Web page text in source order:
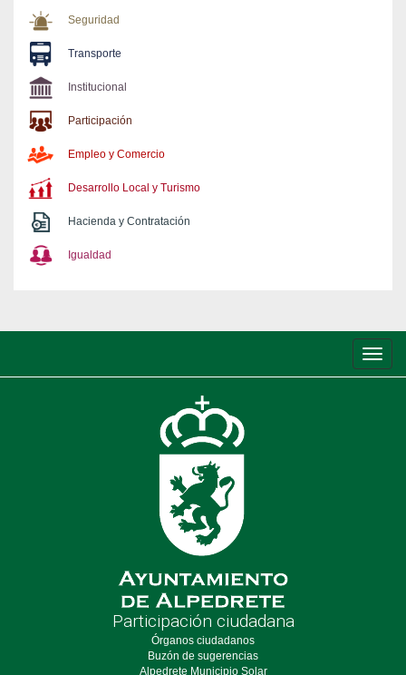
Seguridad
Transporte
Institucional
Participación
Empleo y Comercio
Desarrollo Local y Turismo
Hacienda y Contratación
Igualdad
de
Participación ciudadana
Órganos ciudadanos
Buzón de sugerencias
Alpedrete Municipio Solar